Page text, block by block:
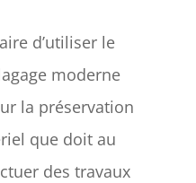
d’utiliser le
moderne
la préservation
que doit au
des travaux